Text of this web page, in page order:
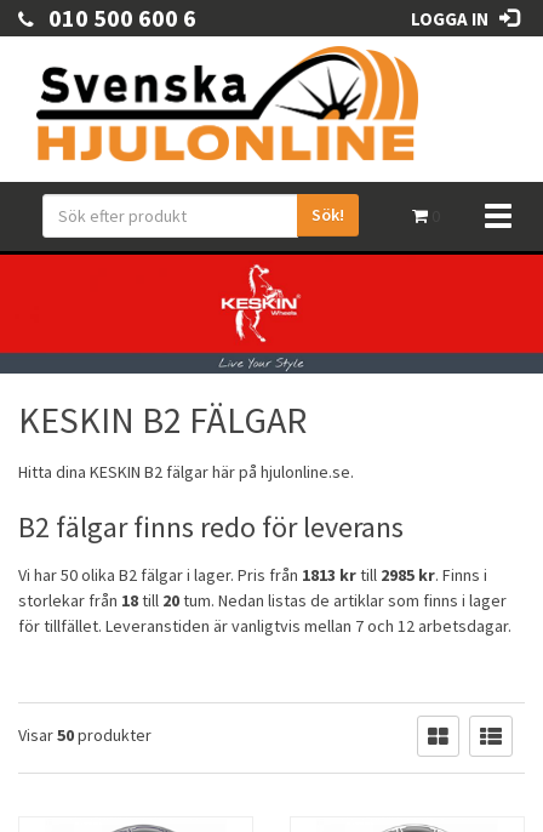
010 500 600 6 LOGGA IN
Sök!
KESKIN B2 FÄLGAR
Hitta dina KESKIN B2 fälgarhär på hjulonline.se.
B2 fälgar finns redo för leverans
Vi har 50 olika B2 fälgar i lager. Pris från 1813 krtill 2985 kr. Finns i
storlekar från 18till 20tum. Nedan listas de artiklar som finns i lager
för tillfället. Leveranstiden är vanligtvis mellan 7 och 12 arbetsdagar.
Visar50produkter